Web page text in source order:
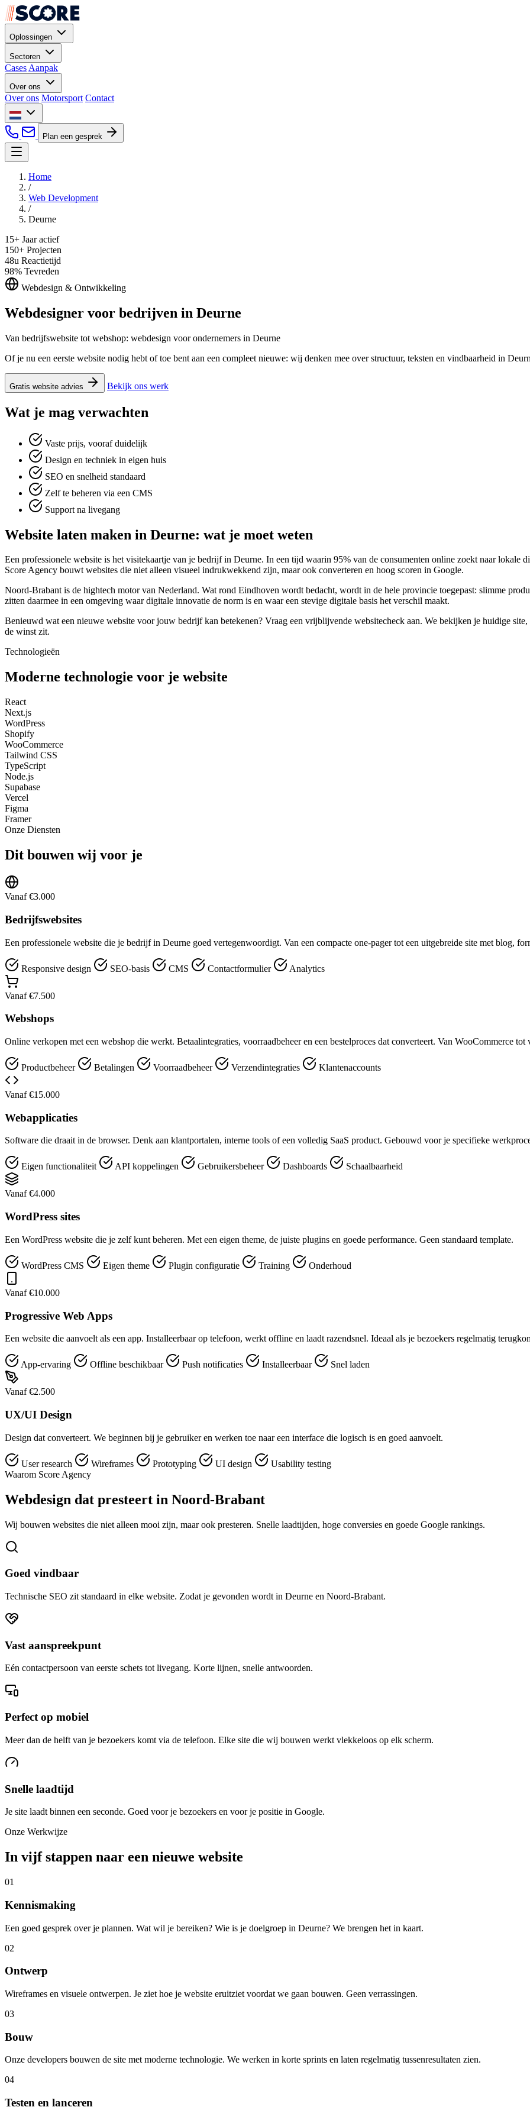
Oplossingen
Sectoren
Cases Aanpak
Over ons
Over ons Motorsport Contact
Plan een gesprek
Home
/
Web Development
/
Deurne
15+ Jaar actief
150+ Projecten
48u Reactietijd
98% Tevreden
Webdesign & Ontwikkeling
Webdesigner voor bedrijven in Deurne
Van bedrijfswebsite tot webshop: webdesign voor ondernemers in Deurne
Of je nu een eerste website nodig hebt of toe bent aan een compleet nieuwe: wij denken mee over structuur, teksten en vindbaarheid in
Gratis website advies Bekijk ons werk
Wat je mag verwachten
Vaste prijs, vooraf duidelijk
Design en techniek in eigen huis
SEO en snelheid standaard
Zelf te beheren via een CMS
Support na livegang
Website laten maken in Deurne: wat je moet weten
Een professionele website is het visitekaartje van je bedrijf in Deurne. In een tijd waarin 95% van de consumenten online zoekt naar lokale
Score Agency bouwt websites die niet alleen visueel indrukwekkend zijn, maar ook converteren en hoog scoren in Google.
Noord-Brabant is de hightech motor van Nederland. Wat rond Eindhoven wordt bedacht, wordt in de hele provincie toegepast: slimme
zitten daarmee in een omgeving waar digitale innovatie de norm is en waar een stevige digitale basis het verschil maakt.
Benieuwd wat een nieuwe website voor jouw bedrijf kan betekenen? Vraag een vrijblijvende websitecheck aan. We bekijken je huidige
de winst zit.
Technologieën
Moderne technologie voor je website
React
Next.js
WordPress
Shopify
WooCommerce
Tailwind CSS
TypeScript
Node.js
Supabase
Vercel
Figma
Framer
Onze Diensten
Dit bouwen wij voor je
Vanaf €3.000
Bedrijfswebsites
Een professionele website die je bedrijf in Deurne goed vertegenwoordigt. Van een compacte one-pager tot een uitgebreide site met blog,
Responsive design SEO-basis CMS Contactformulier Analytics
Vanaf €7.500
Webshops
Online verkopen met een webshop die werkt. Betaalintegraties, voorraadbeheer en een bestelproces dat converteert. Van WooCommerce
Productbeheer Betalingen Voorraadbeheer Verzendintegraties Klantenaccounts
Vanaf €15.000
Webapplicaties
Software die draait in de browser. Denk aan klantportalen, interne tools of een volledig SaaS product. Gebouwd voor je specifieke
Eigen functionaliteit API koppelingen Gebruikersbeheer Dashboards Schaalbaarheid
Vanaf €4.000
WordPress sites
Een WordPress website die je zelf kunt beheren. Met een eigen theme, de juiste plugins en goede performance. Geen standaard template.
WordPress CMS Eigen theme Plugin configuratie Training Onderhoud
Vanaf €10.000
Progressive Web Apps
Een website die aanvoelt als een app. Installeerbaar op telefoon, werkt offline en laadt razendsnel. Ideaal als je bezoekers regelmatig
App-ervaring Offline beschikbaar Push notificaties Installeerbaar Snel laden
Vanaf €2.500
UX/UI Design
Design dat converteert. We beginnen bij je gebruiker en werken toe naar een interface die logisch is en goed aanvoelt.
User research Wireframes Prototyping UI design
Usability testing
Waarom Score Agency
Webdesign dat presteert in Noord-Brabant
Wij bouwen websites die niet alleen mooi zijn, maar ook presteren. Snelle laadtijden, hoge conversies en goede Google rankings.
Goed vindbaar
Technische SEO zit standaard in elke website. Zodat je gevonden wordt in Deurne en Noord-Brabant.
Vast aanspreekpunt
Eén contactpersoon van eerste schets tot livegang. Korte lijnen, snelle antwoorden.
Perfect op mobiel
Meer dan de helft van je bezoekers komt via de telefoon. Elke site die wij bouwen werkt vlekkeloos op elk scherm.
Snelle laadtijd
Je site laadt binnen een seconde. Goed voor je bezoekers en voor je positie in Google.
Onze Werkwijze
In vijf stappen naar een nieuwe website
01
Kennismaking
Een goed gesprek over je plannen. Wat wil je bereiken? Wie is je doelgroep in Deurne? We brengen het in kaart.
02
Ontwerp
Wireframes en visuele ontwerpen. Je ziet hoe je website eruitziet voordat we gaan bouwen. Geen verrassingen.
03
Bouw
Onze developers bouwen de site met moderne technologie. We werken in korte sprints en laten regelmatig tussenresultaten zien.
04
Testen en lanceren